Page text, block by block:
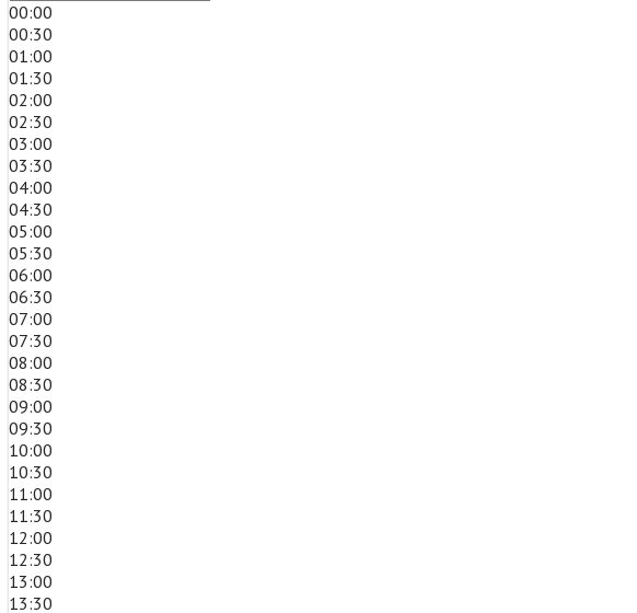
00:00
00:30
01:00
01:30
02:00
02:30
03:00
03:30
04:00
04:30
05:00
05:30
06:00
06:30
07:00
07:30
08:00
08:30
09:00
09:30
10:00
10:30
11:00
11:30
12:00
12:30
13:00
13:30